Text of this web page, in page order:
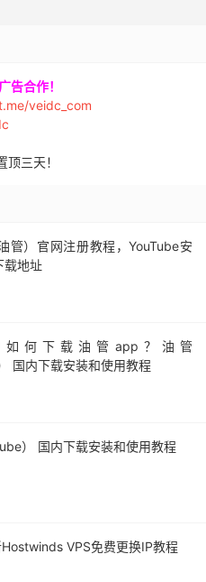
告合作！
veidc_com
三天！
管）官网注册教程，YouTube安
载地址
如何下载油管app？油管
国内下载安装和使用教程
） 国内下载安装和使用教程
VPS免费更换IP教程